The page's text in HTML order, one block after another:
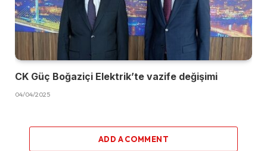
CK Güç Boğaziçi Elektrik’te vazife değişimi
04/04/2025
ADD A COMMENT